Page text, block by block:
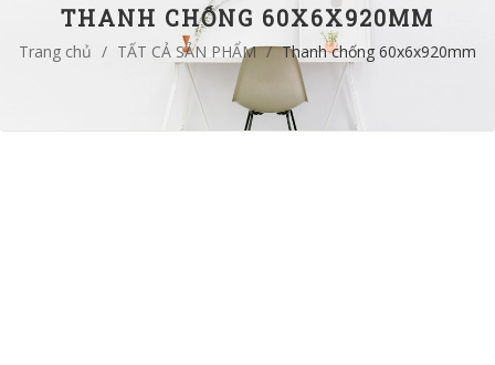
THANH CHỐNG 60X6X920MM
Trang chủ / TẤT CẢ SẢN PHẨM / Thanh chống 60x6x920mm